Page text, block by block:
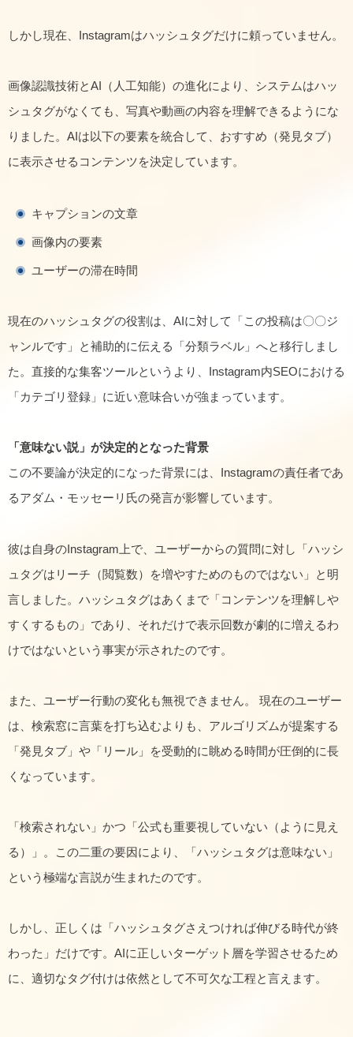
しかし現在、Instagramはハッシュタグだけに頼っていません。
画像認識技術とAI（人工知能）の進化により、システムはハッ
シュタグがなくても、写真や動画の内容を理解できるようにな
りました。AIは以下の要素を統合して、おすすめ（発見タブ）
に表示させるコンテンツを決定しています。
キャプションの文章
画像内の要素
ユーザーの滞在時間
現在のハッシュタグの役割は、AIに対して「この投稿は〇〇ジ
ャンルです」と補助的に伝える「分類ラベル」へと移行しまし
た。直接的な集客ツールというより、Instagram内SEOにおける
「カテゴリ登録」に近い意味合いが強まっています。
「意味ない説」が決定的となった背景
この不要論が決定的になった背景には、Instagramの責任者であ
るアダム・モッセーリ氏の発言が影響しています。
彼は自身のInstagram上で、ユーザーからの質問に対し「ハッシ
ュタグはリーチ（閲覧数）を増やすためのものではない」と明
言しました。ハッシュタグはあくまで「コンテンツを理解しや
すくするもの」であり、それだけで表示回数が劇的に増えるわ
けではないという事実が示されたのです。
また、ユーザー行動の変化も無視できません。 現在のユーザー
は、検索窓に言葉を打ち込むよりも、アルゴリズムが提案する
「発見タブ」や「リール」を受動的に眺める時間が圧倒的に長
くなっています。
「検索されない」かつ「公式も重要視していない（ように見え
る）」。この二重の要因により、「ハッシュタグは意味ない」
という極端な言説が生まれたのです。
しかし、正しくは「ハッシュタグさえつければ伸びる時代が終
わった」だけです。AIに正しいターゲット層を学習させるため
に、適切なタグ付けは依然として不可欠な工程と言えます。